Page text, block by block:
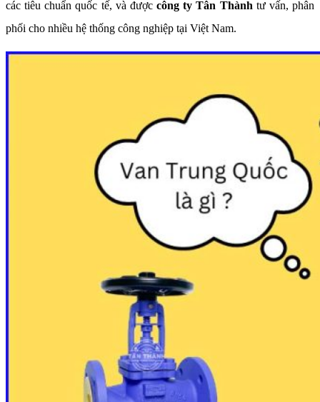
các tiêu chuẩn quốc tế, và đượccông ty Tân Thành tư vấn, phân
phối cho nhiều hệ thống công nghiệp tại Việt Nam.